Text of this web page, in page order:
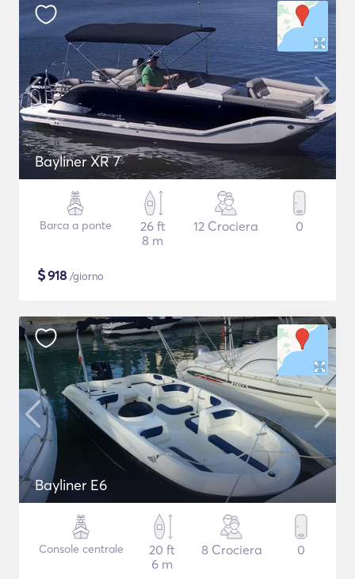
Bayliner XR 7
Barca a ponte
26 ft
8 m
12 Crociera 0
$918 /giorno
Bayliner E6
Console centrale
20 ft
6 m
8 Crociera 0